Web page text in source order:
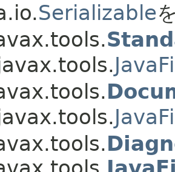
Serializable